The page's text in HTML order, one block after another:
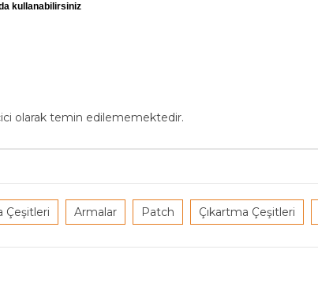
kullanabilirsiniz
olarak temin edilememektedir.
Çeşitleri Armalar Patch Çıkartma Çeşitleri